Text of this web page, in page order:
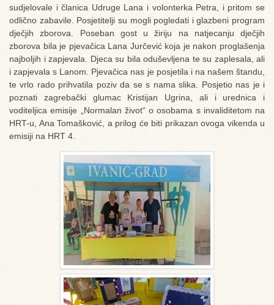
sudjelovale i članica Udruge Lana i volonterka Petra, i pritom se
odlično zabavile. Posjetitelji su mogli pogledati i glazbeni program
dječjih zborova. Poseban gost u žiriju na natjecanju dječjih
zborova bila je pjevačica Lana Jurčević koja je nakon proglašenja
najboljih i zapjevala. Djeca su bila oduševljena te su zaplesala, ali
i zapjevala s Lanom. Pjevačica nas je posjetila i na našem štandu,
te vrlo rado prihvatila poziv da se s nama slika. Posjetio nas je i
poznati zagrebački glumac Kristijan Ugrina, ali i urednica i
voditeljica emisije „Normalan život“ o osobama s invaliditetom na
HRT-u, Ana Tomašković, a prilog će biti prikazan ovoga vikenda u
emisiji na HRT 4.